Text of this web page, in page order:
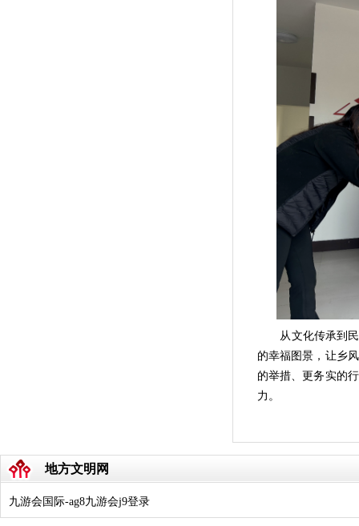
从文化传承到
的幸福图景，让乡
的举措、更务实的
力。
地方文明网
九游会国际-ag8九游会j9登录